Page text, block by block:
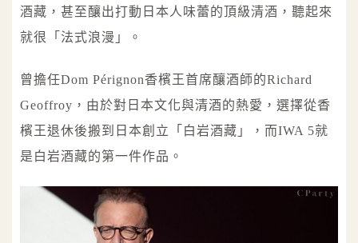
酒藏，甚至釀出打動日本人味蕾的頂級清酒，聽起來
就很「法式浪漫」。
曾擔任Dom Pérignon香檳王首席釀酒師的Richard
Geoffroy，由於對日本文化與清酒的熱愛，選擇從香
檳王退休後搬到日本創立「白岩酒藏」，而IWA 5就
是白岩酒藏的第一件作品。